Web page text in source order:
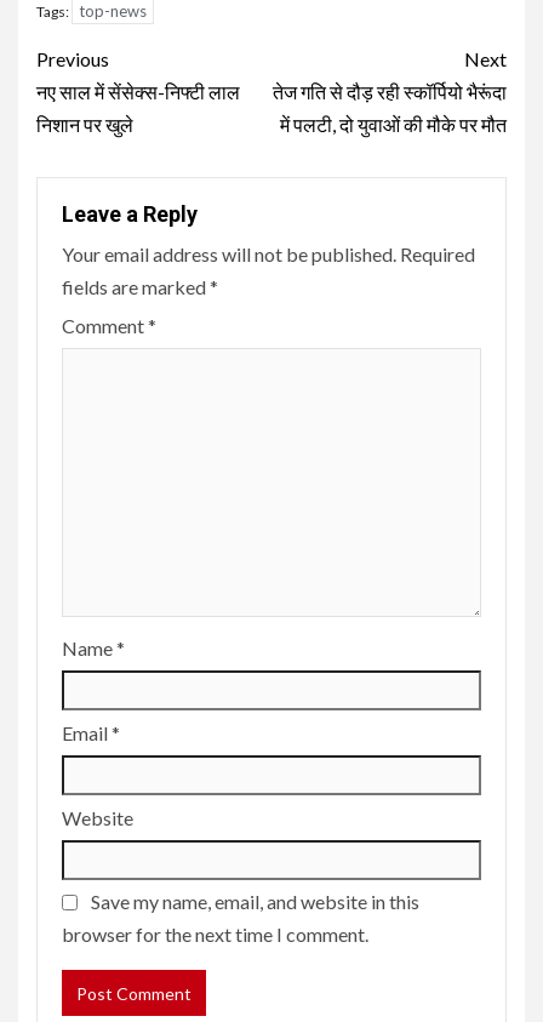
Tags: top-news
Continue
Reading
Previous
नए साल में सेंसेक्स-निफ्टी लाल
निशान पर खुले
Next
तेज गति से दौड़ रही स्कॉर्पियो भैरूंदा
में पलटी, दो युवाओं की मौके पर मौत
Leave a Reply
Your email address will not be published. Required
fields are marked*
Comment*
Name*
Email*
Website
Save my name, email, and website in this
browser for the next time I comment.